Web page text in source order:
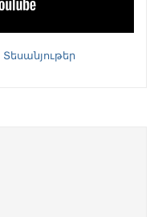
Տեսանյութեր